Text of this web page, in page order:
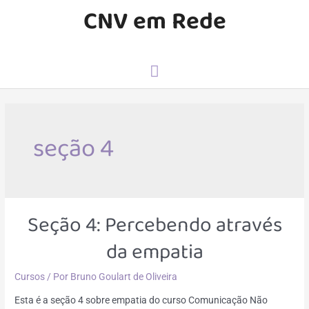
CNV em Rede
Menu
seção 4
Seção 4: Percebendo através
da empatia
Cursos/ Por Bruno Goulart de Oliveira
Esta é a seção 4 sobre empatia do curso Comunicação Não